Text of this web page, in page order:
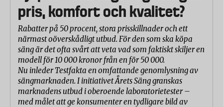
pris, komfort och kvalitet?
Rabatter på 50 procent, stora prisskillnader och ett
närmast oöverskådligt utbud. För den som ska köpa
säng är det ofta svårt att veta vad som faktiskt skiljer en
modell för 10 000 kronor från en för 50 000.
Nu inleder Testfakta en omfattande genomlysning av
sängmarknaden. I initiativet Årets Säng granskas
marknadens utbud i oberoende laboratorietester –
med målet att ge konsumenter en tydligare bild av